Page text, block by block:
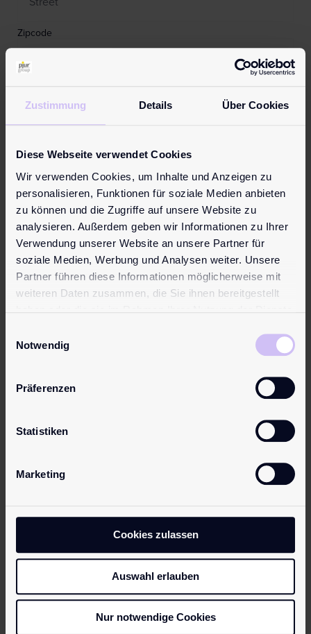
Zustimmung Details Über Cookies
Diese Webseite verwendet Cookies
Wir verwenden Cookies, um Inhalte und Anzeigen zu
personalisieren, Funktionen für soziale Medien anbieten
zu können und die Zugriffe auf unsere Website zu
analysieren. Außerdem geben wir Informationen zu Ihrer
Verwendung unserer Website an unsere Partner für
soziale Medien, Werbung und Analysen weiter. Unsere
Partner führen diese Informationen möglicherweise mit
weiteren Daten zusammen, die Sie ihnen bereitgestellt
Notwendig
Präferenzen
Statistiken
Marketing
Cookies zulassen
Auswahl erlauben
Nur notwendige Cookies
Zipcode
City
Phone
Email adress
I have read and understood thedata protection